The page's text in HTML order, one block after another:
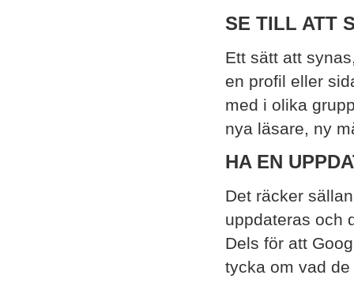
SE TILL ATT
Ett sätt att
en profil eller
med i olika
nya läsare, ny
HA EN
Det räcker
uppdateras och
Dels för att
tycka om vad